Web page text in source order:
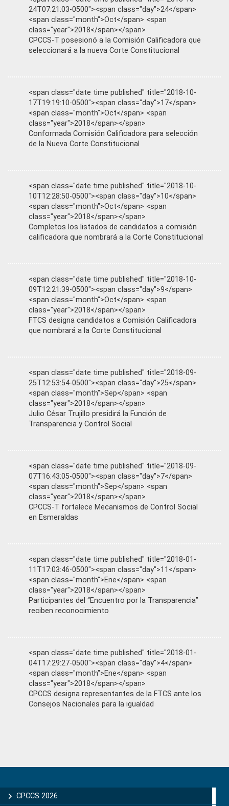
24T07:21:03-0500"><span class="day">24</span>
<span class="month">Oct</span> <span
class="year">2018</span></span>
CPCCS-T posesionó a la Comisión Calificadora que
seleccionará a la nueva Corte Constitucional
<span class="date time published" title="2018-10-
17T19:19:10-0500"><span class="day">17</span>
<span class="month">Oct</span> <span
class="year">2018</span></span>
Conformada Comisión Calificadora para selección
de la Nueva Corte Constitucional
<span class="date time published" title="2018-10-
10T12:28:50-0500"><span class="day">10</span>
<span class="month">Oct</span> <span
class="year">2018</span></span>
Completos los listados de candidatos a comisión
calificadora que nombrará a la Corte Constitucional
<span class="date time published" title="2018-10-
09T12:21:39-0500"><span class="day">9</span>
<span class="month">Oct</span> <span
class="year">2018</span></span>
FTCS designa candidatos a Comisión Calificadora
que nombrará a la Corte Constitucional
<span class="date time published" title="2018-09-
25T12:53:54-0500"><span class="day">25</span>
<span class="month">Sep</span> <span
class="year">2018</span></span>
Julio César Trujillo presidirá la Función de
Transparencia y Control Social
<span class="date time published" title="2018-09-
07T16:43:05-0500"><span class="day">7</span>
<span class="month">Sep</span> <span
class="year">2018</span></span>
CPCCS-T fortalece Mecanismos de Control Social
en Esmeraldas
<span class="date time published" title="2018-01-
11T17:03:46-0500"><span class="day">11</span>
<span class="month">Ene</span> <span
class="year">2018</span></span>
Participantes del “Encuentro por la Transparencia”
reciben reconocimiento
<span class="date time published" title="2018-01-
04T17:29:27-0500"><span class="day">4</span>
<span class="month">Ene</span> <span
class="year">2018</span></span>
CPCCS designa representantes de la FTCS ante los
Consejos Nacionales para la igualdad
Sidebar
CPCCS 2026